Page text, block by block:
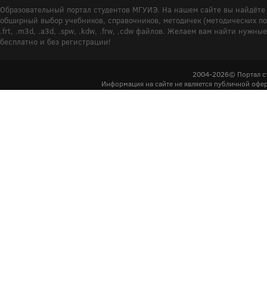
Образовательный портал студентов МГУИЭ. На нашем сайте вы
обширный выбор учебников, справочников, методичек (методических
.frt, .m3d, .a3d, .spw, .kdw, .frw, .cdw файлов. Желаем вам найти
бесплатно и без регистрации!
2004-2026© Портал
Информация на сайте не является публичной